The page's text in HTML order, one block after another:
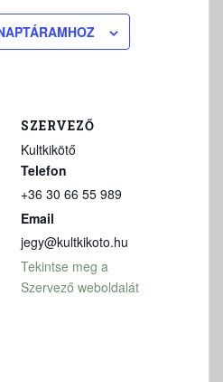
SZERVEZŐ
Kultkikötő
Telefon
+36 30 66 55 989
Email
jegy@kultkikoto.hu
Tekintse meg a
Szervező weboldalát